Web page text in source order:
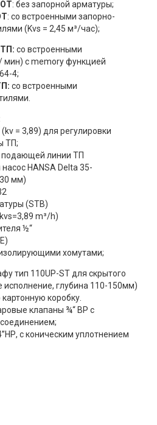
: без запорной арматуры;
: со встроенными запорно-
(Kvs = 2,45 м³/час);
со встроенными
мин) с memory функцией
4;
со встроенными
= 3,89) для регулировки
ТП;
подающей линии ТП
HANSA Delta 35-
мм)
(STB)
m³/h)
½“
хомутами;
тип 110UP-ST для скрытого
глубина 110-150мм)
коробку.
клапаны ¾“ ВР с
с коническим уплотнением